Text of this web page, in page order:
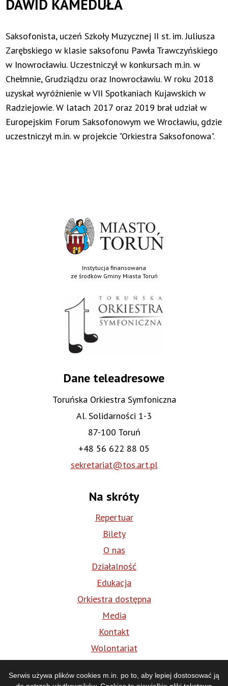
Serwis używa plików cookies m.in. po to, aby lepiej dostosować ją
DAWID KAMEDUŁA
Saksofonista, uczeń Szkoły Muzycznej II st. im. Juliusza
Zarębskiego w klasie saksofonu Pawła Trawczyńskiego
w Inowrocławiu. Uczestniczył w konkursach m.in. w
Chełmnie, Grudziądzu oraz Inowrocławiu. W roku 2018
uzyskał wyróżnienie w VII Spotkaniach Kujawskich w
Radziejowie. W latach 2017 oraz 2019 brał udział w
Europejskim Forum Saksofonowym we Wrocławiu, gdzie
uczestniczył m.in. w projekcie "Orkiestra Saksofonowa".
Instytucja finansowana
ze środków Gminy Miasta Toruń
Dane teleadresowe
Toruńska Orkiestra Symfoniczna
Al. Solidarności 1-3
87-100 Toruń
+48 56 622 88 05
sekretariat@tos.art.pl
Na skróty
Repertuar
Bilety
O nas
Działalność
Edukacja
Orkiestra dostępna
Media
Kontakt
Wolontariat